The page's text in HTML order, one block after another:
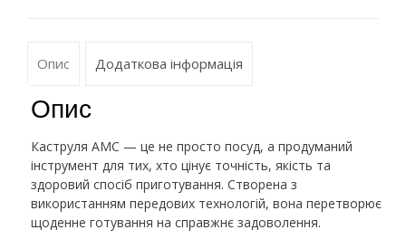
Опис Додаткова інформація
Опис
Каструля AMC — це не просто посуд, а продуманий
інструмент для тих, хто цінує точність, якість та
здоровий спосіб приготування. Створена з
використанням передових технологій, вона перетворює
щоденне готування на справжнє задоволення.